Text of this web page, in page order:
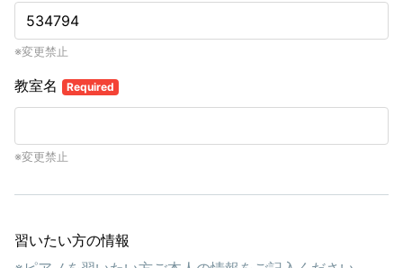
※変更禁止
教室名 Required
※変更禁止
習いたい方の情報